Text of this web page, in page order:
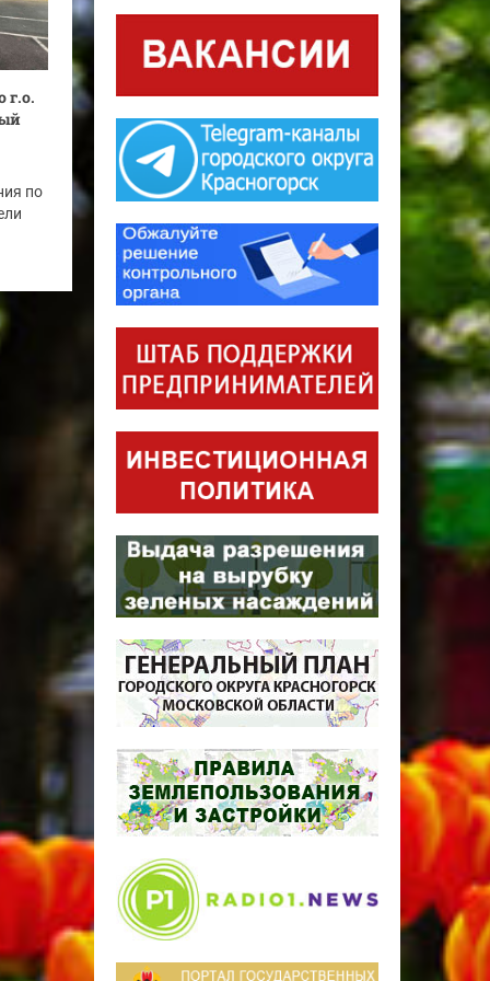
г.о.
по